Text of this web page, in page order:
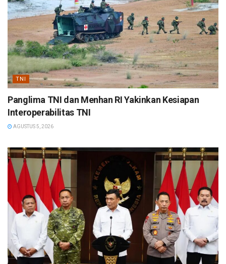
TNI
Panglima TNI dan Menhan RI Yakinkan Kesiapan
Interoperabilitas TNI
AGUSTUS 5, 2026